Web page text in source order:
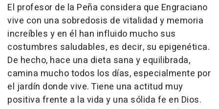
El profesor de la Peña considera que Engraciano
vive con una sobredosis de vitalidad y memoria
increíbles y en él han influido mucho sus
costumbres saludables, es decir, su epigenética.
De hecho, hace una dieta sana y equilibrada,
camina mucho todos los días, especialmente por
el jardín donde vive. Tiene una actitud muy
positiva frente a la vida y una sólida fe en Dios.